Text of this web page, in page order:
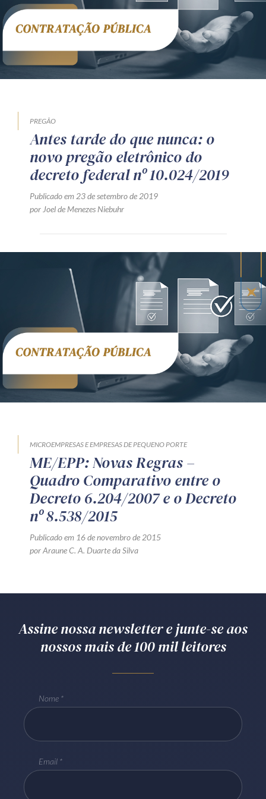
Av. Sete de Setembro, 4698
Batel Curitiba/PR CEP80240-000
PREGÃO
Antes tarde do que nunca: o
novo pregão eletrônico do
decreto federal nº 10.024/2019
Publicado em 23 de setembro de 2019
por Joel de Menezes Niebuhr
MICROEMPRESAS E EMPRESAS DE PEQUENO PORTE
ME/EPP: Novas Regras –
Quadro Comparativo entre o
Decreto 6.204/2007 e o Decreto
nº 8.538/2015
Publicado em 16 de novembro de 2015
por Araune C. A. Duarte da Silva
Assine nossa newsletter e junte-se aos
nossos mais de 100 mil leitores
Nome
Email